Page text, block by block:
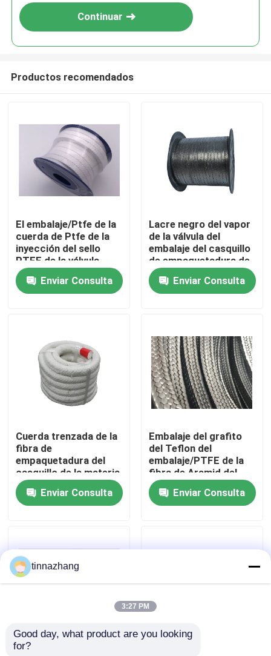
Productos
Sobre nosotros
Control de calidad
Éntrenos en contacto con
Retén de aceite de goma
retenes de aceite automotriz
Sellos de aceite del camión
Continuar
Productos recomendados
El embalaje/Ptfe de la
cuerda de Ptfe de la
inyección del sello
PTFE de la válvula
trenzó color blanco
que embalaba
Enviar Consulta
Lacre negro del vapor
de la válvula del
embalaje del casquillo
de empaquetadura de
la fibra/del grafito de
Ptfe Enviar Consulta
Cuerda trenzada de la
fibra de
empaquetadura del
casquillo de la materia
textil del cuadrado
trenzado blanco de la
fibra de cerámica
Enviar Consulta
Embalaje del grafito
del Teflon del
embalaje/PTFE de la
fibra de Aramid del
aislamiento térmico
Enviar Consulta
Resistencia pura de la
tinnazhang
3:27 PM
Good day, what product are you looking
for?